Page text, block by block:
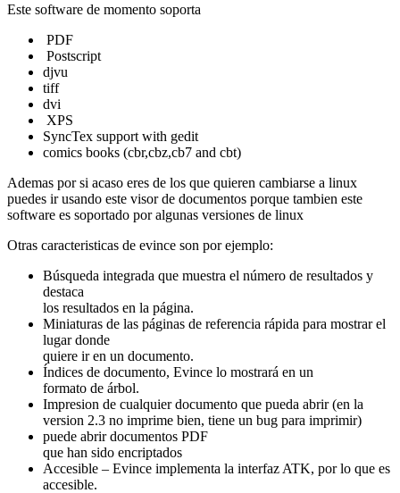
Este software de momento soporta
PDF
Postscript
djvu
tiff
dvi
XPS
SyncTex support with gedit
comics books (cbr,cbz,cb7 and cbt)
Ademas por si acaso eres de los que quieren cambiarse a linux
puedes ir usando este visor de documentos porque tambien este
software es soportado por algunas versiones de linux
Otras caracteristicas de evince son por ejemplo:
Búsqueda integrada que muestra el número de resultados y
destaca
los resultados en la página.
Miniaturas de las páginas de referencia rápida para mostrar el
lugar donde
quiere ir en un documento.
Índices de documento, Evince lo mostrará en un
formato de árbol.
Impresion de cualquier documento que pueda abrir (en la
version 2.3 no imprime bien, tiene un bug para imprimir)
puede abrir documentos PDF
que han sido encriptados
Accesible – Evince implementa la interfaz ATK, por lo que es
accesible.